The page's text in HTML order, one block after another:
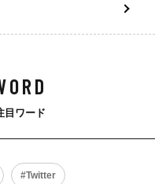
目ワード
Twitter